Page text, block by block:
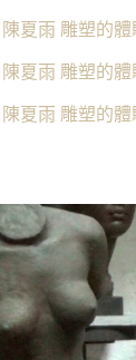
夏雨 雕塑的體
夏雨 雕塑的體
夏雨 雕塑的體